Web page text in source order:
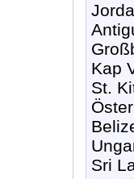
Kap
St.
Sri